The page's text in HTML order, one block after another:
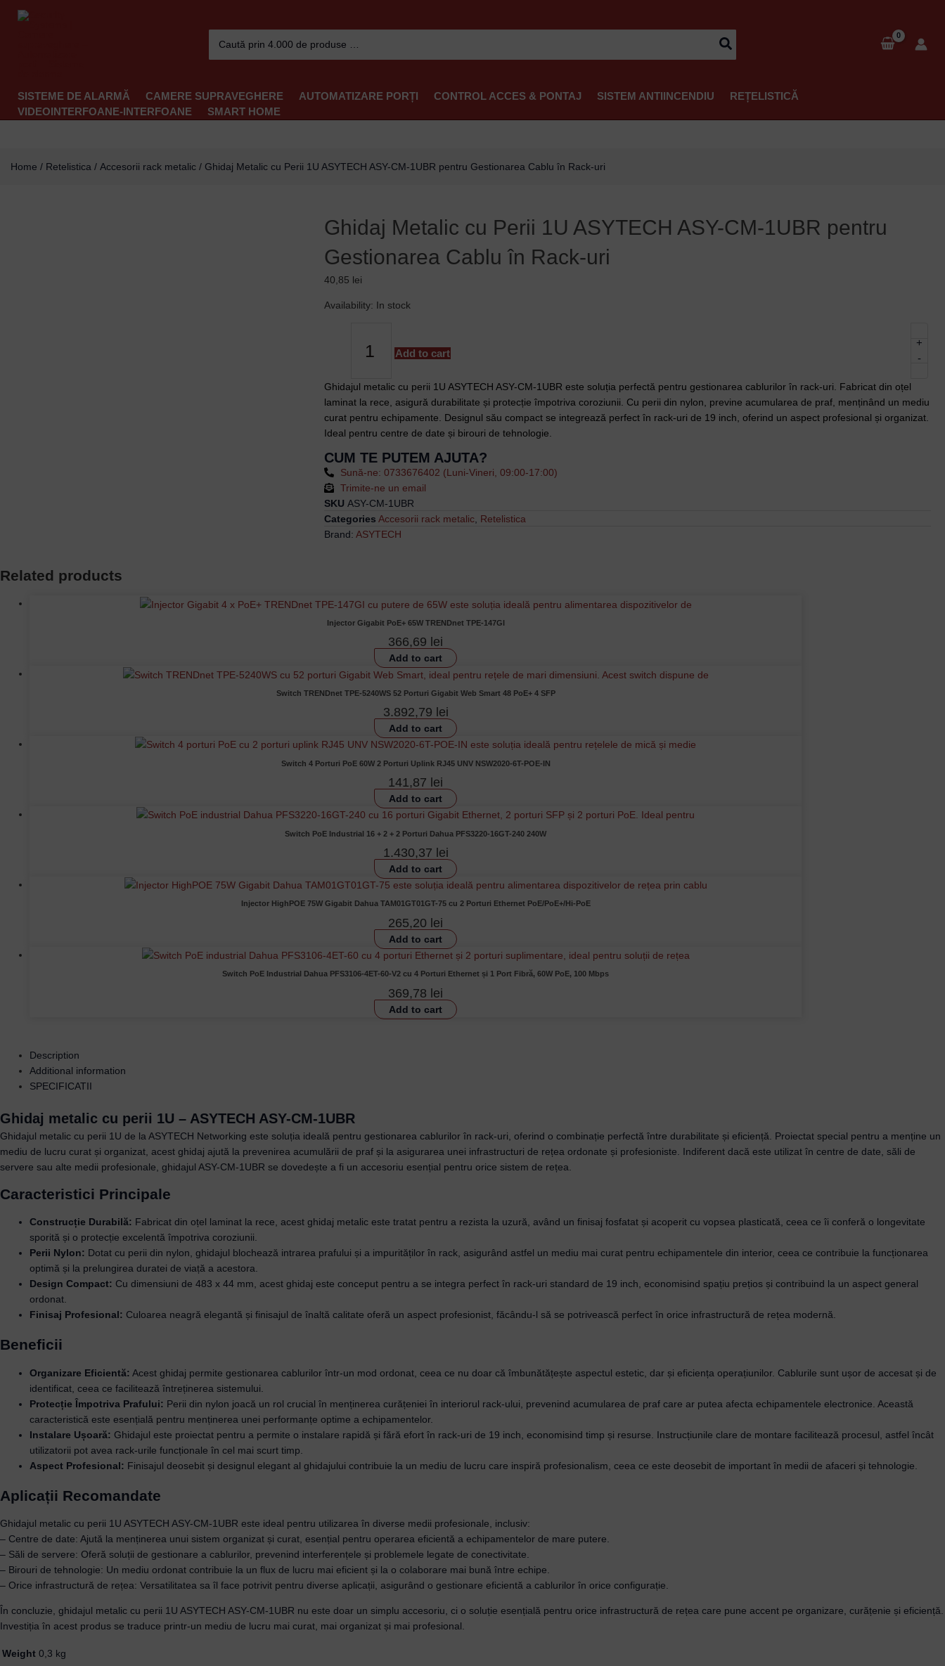
Search
for:
SISTEME DE ALARMĂ CAMERE SUPRAVEGHERE AUTOMATIZARE PORȚI CONTROL ACCES & PONTAJ SISTEM ANTIINCENDIU
REȚELISTICĂ
VIDEOINTERFOANE-INTERFOANE
SMART HOME
Home / Retelistica / Accesorii rack metalic / Ghidaj Metalic cu Perii 1U ASYTECH ASY-CM-1UBR pentru Gestionarea Cablu în Rack-uri
Ghidaj Metalic cu Perii 1U ASYTECH ASY-CM-1UBR pentru
Gestionarea Cablu în Rack-uri
40,85 lei
Availability: In stock
-
Ghidaj
ASYTECH
ASY-
1UBR
Gestionarea
Cablu
în
Rack-
uri
quantity
+
Add to cart
Ghidajul metalic cu perii 1U ASYTECH ASY-CM-1UBR este soluția perfectă pentru gestionarea cablurilor în rack-uri. Fabricat din oțel
laminat la rece, asigură durabilitate și protecție împotriva coroziunii. Cu perii din nylon, previne acumularea de praf, menținând un mediu
curat pentru echipamente. Designul său compact se integrează perfect în rack-uri de 19 inch, oferind un aspect profesional și organizat.
Ideal pentru centre de date și birouri de tehnologie.
CUM TE PUTEM AJUTA?
Sună-ne: 0733676402 (Luni-Vineri, 09:00-17:00)
Trimite-ne un email
SKUASY-CM-1UBR
Categories Accesorii rack metalic Retelistica
Brand:ASYTECH
Related products
Injector Gigabit PoE+ 65W TRENDnet TPE-147GI
366,69 lei
Add to cart
Switch TRENDnet TPE-5240WS 52 Porturi Gigabit Web Smart 48 PoE+ 4 SFP
3.892,79 lei
Add to cart
Switch 4 Porturi PoE 60W 2 Porturi Uplink RJ45 UNV NSW2020-6T-POE-IN
141,87 lei
Add to cart
Switch PoE Industrial 16 + 2 + 2 Porturi Dahua PFS3220-16GT-240 240W
1.430,37 lei
Add to cart
Injector HighPOE 75W Gigabit Dahua TAM01GT01GT-75 cu 2 Porturi Ethernet PoE/PoE+/Hi-PoE
265,20 lei
Add to cart
Switch PoE Industrial Dahua PFS3106-4ET-60-V2 cu 4 Porturi Ethernet și 1 Port Fibră, 60W PoE, 100 Mbps
369,78 lei
Add to cart
Description
Additional information
SPECIFICATII
Ghidaj metalic cu perii 1U – ASYTECH ASY-CM-1UBR
Ghidajul metalic cu perii 1U de la ASYTECH Networking este soluția ideală pentru gestionarea cablurilor în rack-uri, oferind o combinație perfectă între durabilitate și eficiență. Proiectat special pentru a menține un
mediu de lucru curat și organizat, acest ghidaj ajută la prevenirea acumulării de praf și la asigurarea unei infrastructuri de rețea ordonate și profesioniste. Indiferent dacă este utilizat în centre de date, săli de
servere sau alte medii profesionale, ghidajul ASY-CM-1UBR se dovedește a fi un accesoriu esențial pentru orice sistem de rețea.
Caracteristici Principale
Construcție Durabilă: Fabricat din oțel laminat la rece, acest ghidaj metalic este tratat pentru a rezista la uzură, având un finisaj fosfatat și acoperit cu vopsea plasticată, ceea ce îi conferă o longevitate
sporită și o protecție excelentă împotriva coroziunii.
Perii Nylon: Dotat cu perii din nylon, ghidajul blochează intrarea prafului și a impurităților în rack, asigurând astfel un mediu mai curat pentru echipamentele din interior, ceea ce contribuie la funcționarea
optimă și la prelungirea duratei de viață a acestora.
Design Compact: Cu dimensiuni de 483 x 44 mm, acest ghidaj este conceput pentru a se integra perfect în rack-uri standard de 19 inch, economisind spațiu prețios și contribuind la un aspect general
ordonat.
Finisaj Profesional: Culoarea neagră elegantă și finisajul de înaltă calitate oferă un aspect profesionist, făcându-l să se potrivească perfect în orice infrastructură de rețea modernă.
Beneficii
Organizare Eficientă: Acest ghidaj permite gestionarea cablurilor într-un mod ordonat, ceea ce nu doar că îmbunătățește aspectul estetic, dar și eficiența operațiunilor. Cablurile sunt ușor de accesat și de
identificat, ceea ce facilitează întreținerea sistemului.
Protecție Împotriva Prafului: Perii din nylon joacă un rol crucial în menținerea curățeniei în interiorul rack-ului, prevenind acumularea de praf care ar putea afecta echipamentele electronice. Această
caracteristică este esențială pentru menținerea unei performanțe optime a echipamentelor.
Instalare Ușoară: Ghidajul este proiectat pentru a permite o instalare rapidă și fără efort în rack-uri de 19 inch, economisind timp și resurse. Instrucțiunile clare de montare facilitează procesul, astfel încât
utilizatorii pot avea rack-urile funcționale în cel mai scurt timp.
Aspect Profesional: Finisajul deosebit și designul elegant al ghidajului contribuie la un mediu de lucru care inspiră profesionalism, ceea ce este deosebit de important în medii de afaceri și tehnologie.
Aplicații Recomandate
Ghidajul metalic cu perii 1U ASYTECH ASY-CM-1UBR este ideal pentru utilizarea în diverse medii profesionale, inclusiv:
– Centre de date: Ajută la menținerea unui sistem organizat și curat, esențial pentru operarea eficientă a echipamentelor de mare putere.
– Săli de servere: Oferă soluții de gestionare a cablurilor, prevenind interferențele și problemele legate de conectivitate.
– Birouri de tehnologie: Un mediu ordonat contribuie la un flux de lucru mai eficient și la o colaborare mai bună între echipe.
– Orice infrastructură de rețea: Versatilitatea sa îl face potrivit pentru diverse aplicații, asigurând o gestionare eficientă a cablurilor în orice configurație.
În concluzie, ghidajul metalic cu perii 1U ASYTECH ASY-CM-1UBR nu este doar un simplu accesoriu, ci o soluție esențială pentru orice infrastructură de rețea care pune accent pe organizare, curățenie și eficiență.
Investiția în acest produs se traduce printr-un mediu de lucru mai curat, mai organizat și mai profesional.
Weight 0,3 kg
Username or Email Address